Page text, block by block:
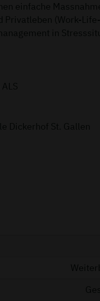
einfache
Privatleben (Work-
in
Dickerhof St. Gallen